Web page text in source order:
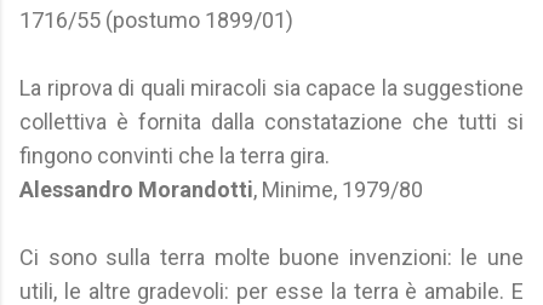
1716/55 (postumo 1899/01)
La riprova di quali miracoli sia capace la suggestione
collettiva è fornita dalla constatazione che tutti si
fingono convinti che la terra gira.
Alessandro Morandotti, Minime, 1979/80
Ci sono sulla terra molte buone invenzioni: le une
utili, le altre gradevoli: per esse la terra è amabile. E